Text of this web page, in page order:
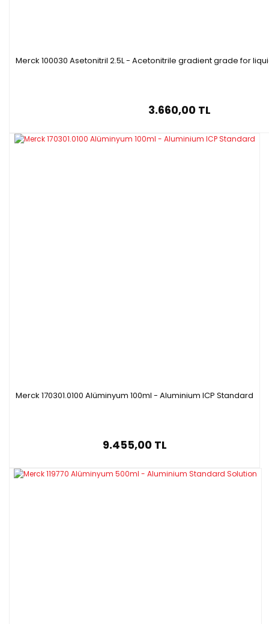
Merck 100030 Asetonitril 2.5L - Acetonitrile gradient grade for
3.660,00 TL
Merck 170301.0100 Alüminyum 100ml - Aluminium ICP Standard
9.455,00 TL